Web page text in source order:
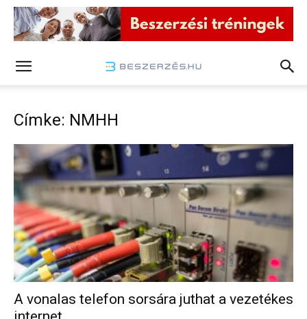
Címke: NMHH
A vonalas telefon sorsára juthat a vezetékes